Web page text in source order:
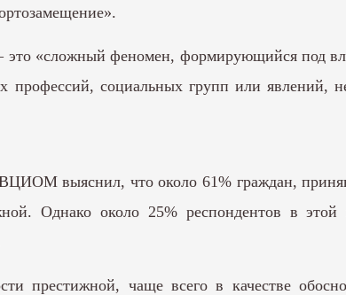
«сложный феномен, формирующийся под
социальных групп или явлений,
выяснил, что около 61% граждан,
Однако около 25% респондентов в этой
престижной, чаще всего в качестве